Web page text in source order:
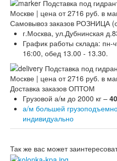
Вопрос-Ответ
Контакты
Самовывоз заказов РОЗНИЦА
г.Москва, ул.Дубнинская
График работы склада: пн-
16:00, обед 13.00 - 13.30.
Доставка заказов ОПТОМ
Грузовой а/м до 2000 кг –
а/м большей
индивидуально
Так же вас может